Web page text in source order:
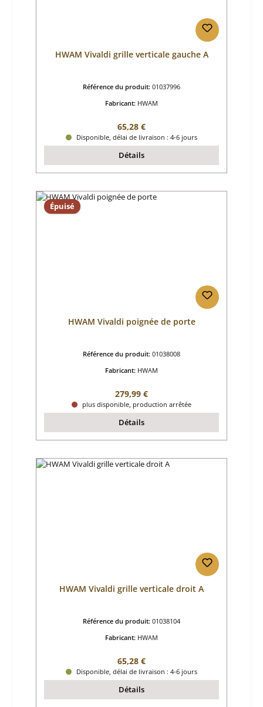
HWAM Vivaldi grille verticale gauche A
Référence du produit: 01037996
Fabricant: HWAM
Prix régulier :
65,28 €
Disponible, délai de livraison : 4-6 jours
Détails
Épuisé
HWAM Vivaldi poignée de porte
Référence du produit: 01038008
Fabricant: HWAM
Prix régulier :
279,99 €
plus disponible, production arrêtée
Détails
HWAM Vivaldi grille verticale droit A
Référence du produit: 01038104
Fabricant: HWAM
Prix régulier :
65,28 €
Disponible, délai de livraison : 4-6 jours
Détails